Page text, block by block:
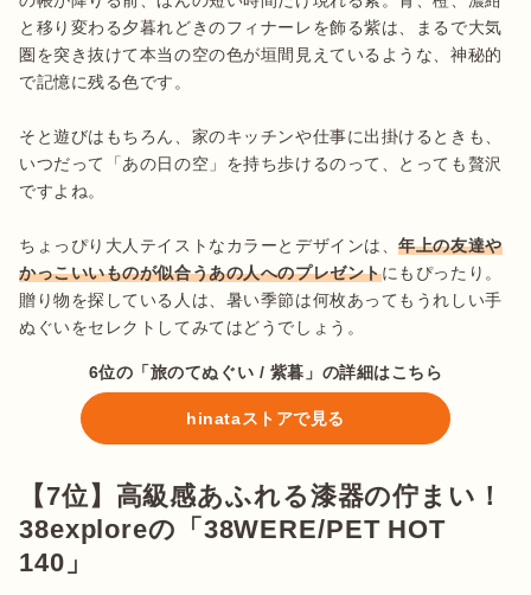
と移り変わる夕暮れどきのフィナーレを飾る紫は、まるで大気
圏を突き抜けて本当の空の色が垣間見えているような、神秘的
で記憶に残る色です。
そと遊びはもちろん、家のキッチンや仕事に出掛けるときも、
いつだって「あの日の空」を持ち歩けるのって、とっても贅沢
ですよね。
ちょっぴり大人テイストなカラーとデザインは、年上の友達や
かっこいいものが似合うあの人へのプレゼントにもぴったり。
贈り物を探している人は、暑い季節は何枚あってもうれしい手
ぬぐいをセレクトしてみてはどうでしょう。
6位の「旅のてぬぐい / 紫暮」の詳細はこちら
hinataストアで見る
【7位】高級感あふれる漆器の佇まい！
38exploreの「38WERE/PET HOT
140」